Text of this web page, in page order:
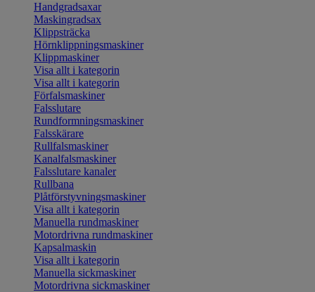
Handgradsaxar
Maskingradsax
Klippsträcka
Hörnklippningsmaskiner
Klippmaskiner
Visa allt i kategorin
Visa allt i kategorin
Förfalsmaskiner
Falsslutare
Rundformningsmaskiner
Falsskärare
Rullfalsmaskiner
Kanalfalsmaskiner
Falsslutare kanaler
Rullbana
Plåtförstyvningsmaskiner
Visa allt i kategorin
Manuella rundmaskiner
Motordrivna rundmaskiner
Kapsalmaskin
Visa allt i kategorin
Manuella sickmaskiner
Motordrivna sickmaskiner